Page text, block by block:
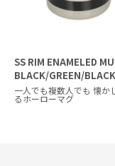
SS RIM ENAMELED
BLACK/GREEN/BLACK
一人でも複数人でも 懐か
るホーローマグ